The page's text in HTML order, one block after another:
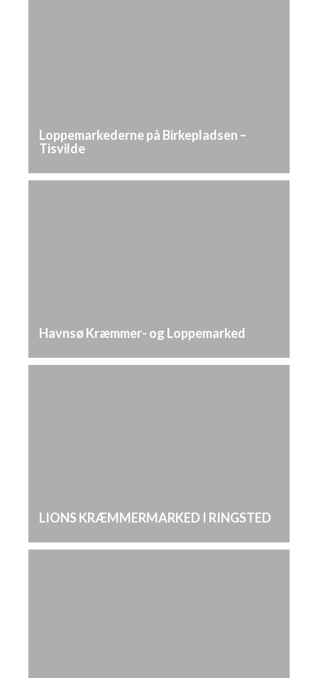
Loppemarkederne på Birkepladsen –
Tisvilde
Havnsø Kræmmer- og Loppemarked
LIONS KRÆMMERMARKED I RINGSTED